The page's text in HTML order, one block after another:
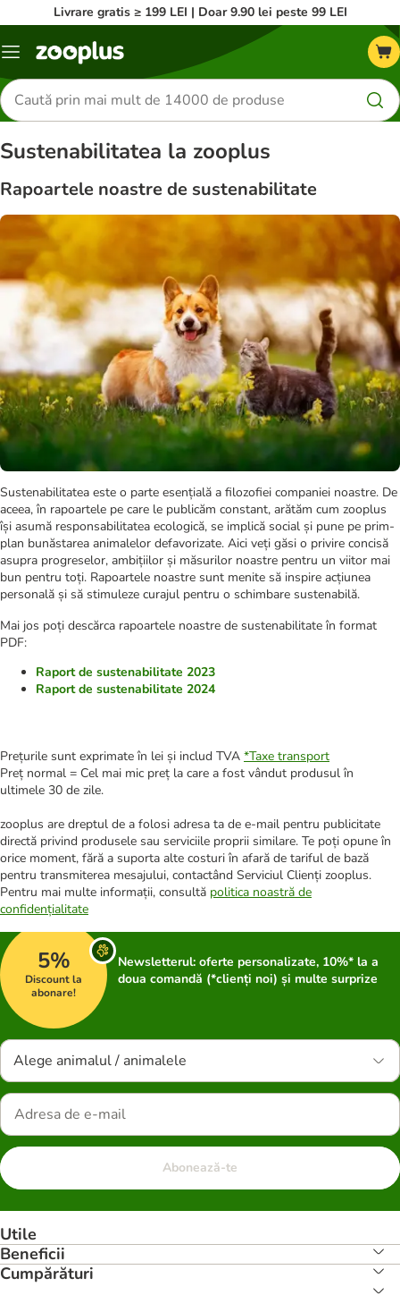
Livrare gratis ≥ 199 LEI | Doar 9.90 lei peste 99 LEI
Categorii
Căutare
produse
Sustenabilitatea la zooplus
Rapoartele noastre de sustenabilitate
Sustenabilitatea este o parte esențială a filozofiei companiei noastre. De
aceea, în rapoartele pe care le publicăm constant, arătăm cum zooplus
își asumă responsabilitatea ecologică, se implică social și pune pe prim-
plan bunăstarea animalelor defavorizate. Aici veți găsi o privire concisă
asupra progreselor, ambițiilor și măsurilor noastre pentru un viitor mai
bun pentru toți. Rapoartele noastre sunt menite să inspire acțiunea
personală și să stimuleze curajul pentru o schimbare sustenabilă.
Mai jos poți descărca rapoartele noastre de sustenabilitate în format
PDF:
Raport de sustenabilitate 2023
Raport de sustenabilitate 2024
Prețurile sunt exprimate în lei și includ TVA *Taxe transport
Preț normal = Cel mai mic preț la care a fost vândut produsul în
ultimele 30 de zile.
zooplus are dreptul de a folosi adresa ta de e-mail pentru publicitate
directă privind produsele sau serviciile proprii similare. Te poți opune în
orice moment, fără a suporta alte costuri în afară de tariful de bază
pentru transmiterea mesajului, contactând Serviciul Clienți zooplus.
Pentru mai multe informații, consultă politica noastră de
confidențialitate
5%
Discount la
abonare!
Newsletterul: oferte personalizate, 10%* la a
doua comandă (*clienți noi) și multe surprize
Alege animalul / animalele
Abonează-te
Utile
Beneficii
Cumpărături